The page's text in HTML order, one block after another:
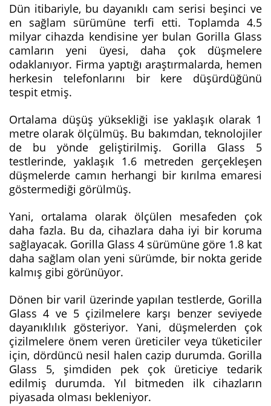
Dün itibariyle, bu dayanıklı cam serisi beşinci ve
en sağlam sürümüne terfi etti. Toplamda 4.5
milyar cihazda kendisine yer bulan Gorilla Glass
camların yeni üyesi, daha çok düşmelere
odaklanıyor. Firma yaptığı araştırmalarda, hemen
herkesin telefonlarını bir kere düşürdüğünü
tespit etmiş.
Ortalama düşüş yüksekliği ise yaklaşık olarak 1
metre olarak ölçülmüş. Bu bakımdan, teknolojiler
de bu yönde geliştirilmiş. Gorilla Glass 5
testlerinde, yaklaşık 1.6 metreden gerçekleşen
düşmelerde camın herhangi bir kırılma emaresi
göstermediği görülmüş.
Yani, ortalama olarak ölçülen mesafeden çok
daha fazla. Bu da, cihazlara daha iyi bir koruma
sağlayacak. Gorilla Glass 4 sürümüne göre 1.8 kat
daha sağlam olan yeni sürümde, bir nokta geride
kalmış gibi görünüyor.
Dönen bir varil üzerinde yapılan testlerde, Gorilla
Glass 4 ve 5 çizilmelere karşı benzer seviyede
dayanıklılık gösteriyor. Yani, düşmelerden çok
çizilmelere önem veren üreticiler veya tüketiciler
için, dördüncü nesil halen cazip durumda. Gorilla
Glass 5, şimdiden pek çok üreticiye tedarik
edilmiş durumda. Yıl bitmeden ilk cihazların
piyasada olması bekleniyor.